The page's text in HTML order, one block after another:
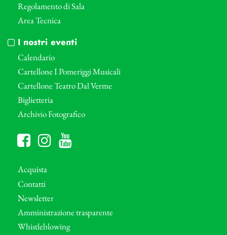
Regolamento di Sala
Area Tecnica
I nostri eventi
Calendario
Cartellone I Pomeriggi Musicali
Cartellone Teatro Dal Verme
Biglietteria
Archivio Fotografico
Acquista
Contatti
Newsletter
Amministrazione trasparente
Whistleblowing